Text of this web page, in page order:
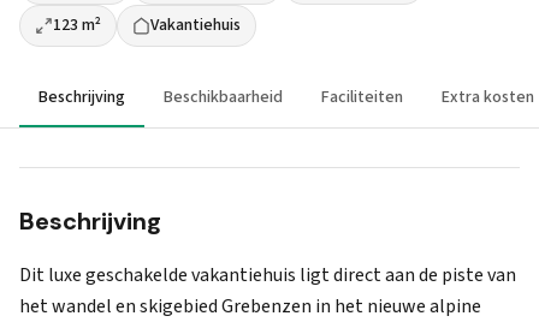
123 m²
Vakantiehuis
Beschrijving Beschikbaarheid Faciliteiten Extra kosten
Beschrijving
Dit luxe geschakelde vakantiehuis ligt direct aan de piste van
het wandel en skigebied Grebenzen in het nieuwe alpine